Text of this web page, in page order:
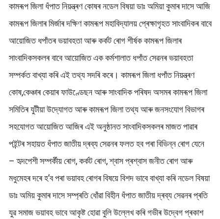
কামৰূপ জিলা ধঁপাত নিয়ন্ত্ৰণ কোষৰ নডেল বিষয়া ডাঃ অমিয়া কুমাৰ দাসে আজি
কামৰূপ জিলাৰ মিৰ্জাৰ দক্ষিণ কামৰূপ মহাবিদ্যালয় প্ৰেক্ষাগৃহত সাংবাদিকৰ বাবে
আয়োজিত ধপাঁতৰ ভয়াবহতা আৰু কৰ্কট ৰোগ শীৰ্ষক কামৰূপ জিলাৰ
সাংবাদিকসকলৰ বাবে আয়োজিত এক কৰ্মশালাত ধপাঁত সেৱনৰ ভয়াবহতা
সম্পৰ্কত বাখ্যা কৰি এই তথ্য সদৰি কৰে। কামৰূপ জিলা ধপাঁত নিয়ন্ত্ৰণ
কোষ,কেঞ্চাৰ কেয়াৰ ফাউণ্ডেছন আৰু সাংবাদিক পৰিষদ অসমৰ কামৰূপ জিলা
সমিতিৰ যুটীয়া উদ্যোগত আৰু কামৰূপ জিলা তথ্য আৰু জনসংযোগ বিভাগৰ
সহযোগত আয়োজিত আজিৰ এই অনুষ্ঠানত সাংবাদিকসকলৰ মাজত পাৱাৰ
পইন্টৰ সহায়ত ধঁপাত জাতীয় দ্ৰব্য সেৱনৰ ফলত হব পৰা বিভিন্ন ৰোগ যেনে
– হৃদপেশী সম্পৰ্কীয় ৰোগ, কৰ্কট ৰোগ, শ্বাস প্ৰশ্বাস জনীত ৰোগ আৰু
মধুমেহৰ দৰে হ’ব পৰা ভয়াবহ ৰোগৰ বিষয়ে বিশদ ভাবে বাখ্যা কৰি নডেল বিষয়া
ডাঃ অমিয় কুমাৰ দাসে সম্প্ৰতি ধোঁৱা বিহীন ধঁপাত জাতীয় দ্ৰব্য সেৱনৰ প্ৰতি
যুৱ সমাজ ভয়াবহ ভাবে আকৃষ্ট হোৱা বুলি উল্লেখ কৰি গভীৰ উদ্বেগ প্ৰকাশ